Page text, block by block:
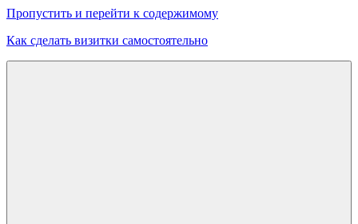
Пропустить и перейти к содержимому
Как сделать визитки самостоятельно